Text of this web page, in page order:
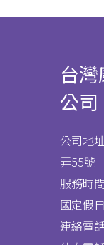
台
公司
公司地
弄55號
服務時
國定假
連絡電